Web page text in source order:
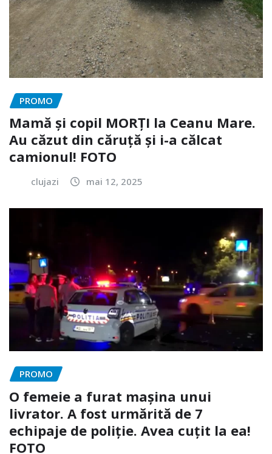
PROMO
Mamă și copil MORȚI la Ceanu Mare.
Au căzut din căruță și i-a călcat
camionul! FOTO
clujazi mai 12, 2025
PROMO
O femeie a furat mașina unui
livrator. A fost urmărită de 7
echipaje de poliție. Avea cuțit la ea!
FOTO